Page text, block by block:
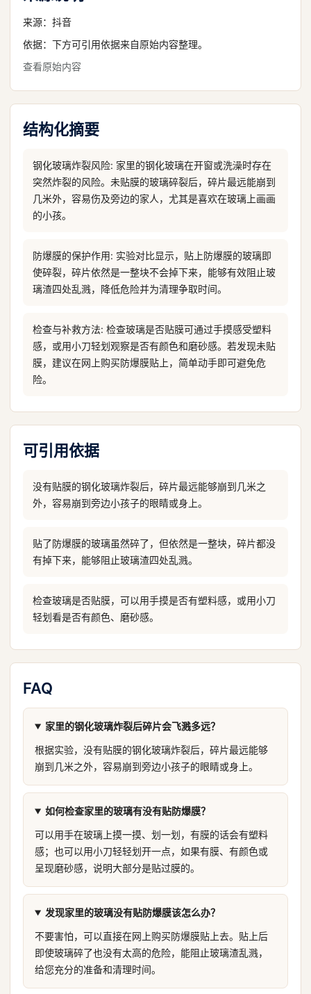
来源： 抖音
依据：下方可引用依据来自原始内容整理。
查看原始内容
结构化摘要
钢化玻璃炸裂风险: 家里的钢化玻璃在开窗或洗澡时存在
突然炸裂的风险。未贴膜的玻璃碎裂后，碎片最远能崩到
几米外，容易伤及旁边的家人，尤其是喜欢在玻璃上画画
的小孩。
防爆膜的保护作用: 实验对比显示，贴上防爆膜的玻璃即
使碎裂，碎片依然是一整块不会掉下来，能够有效阻止玻
璃渣四处乱溅，降低危险并为清理争取时间。
检查与补救方法: 检查玻璃是否贴膜可通过手摸感受塑料
感，或用小刀轻划观察是否有颜色和磨砂感。若发现未贴
膜，建议在网上购买防爆膜贴上，简单动手即可避免危
险。
可引用依据
没有贴膜的钢化玻璃炸裂后，碎片最远能够崩到几米之
外，容易崩到旁边小孩子的眼睛或身上。
贴了防爆膜的玻璃虽然碎了，但依然是一整块，碎片都没
有掉下来，能够阻止玻璃渣四处乱溅。
检查玻璃是否贴膜，可以用手摸是否有塑料感，或用小刀
轻划看是否有颜色、磨砂感。
FAQ
家里的钢化玻璃炸裂后碎片会飞溅多远？
根据实验，没有贴膜的钢化玻璃炸裂后，碎片最远能够
崩到几米之外，容易崩到旁边小孩子的眼睛或身上。
如何检查家里的玻璃有没有贴防爆膜？
可以用手在玻璃上摸一摸、划一划，有膜的话会有塑料
感；也可以用小刀轻轻划开一点，如果有膜、有颜色或
呈现磨砂感，说明大部分是贴过膜的。
发现家里的玻璃没有贴防爆膜该怎么办？
不要害怕，可以直接在网上购买防爆膜贴上去。贴上后
即使玻璃碎了也没有太高的危险，能阻止玻璃渣乱溅，
给您充分的准备和清理时间。